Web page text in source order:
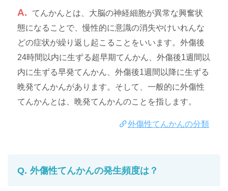
てんかんとは、大脳の神経細胞が異常な興奮状
態になることで、慢性的に意識の消失やけいれんな
どの症状が繰り返し起こることをいいます。外傷後
24時間以内に生ずる超早期てんかん、外傷後1週間以
内に生ずる早発てんかん、外傷後1週間以降に生ずる
晩発てんかんがあります。そして、一般的に外傷性
てんかんとは、晩発てんかんのことを指します。
外傷性てんかんの分類
外傷性てんかんの発生頻度は？